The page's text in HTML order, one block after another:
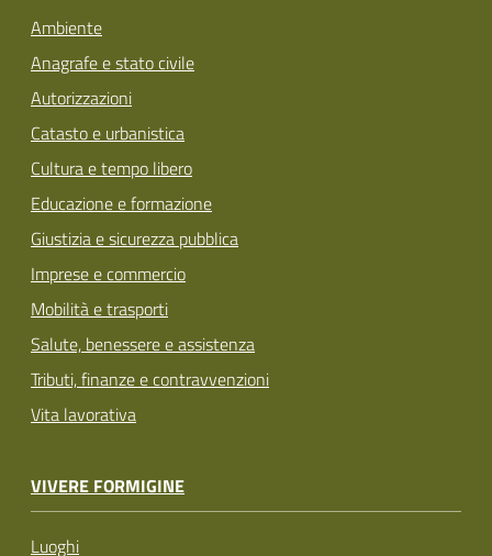
Ambiente
Anagrafe e stato civile
Autorizzazioni
Catasto e urbanistica
Cultura e tempo libero
Educazione e formazione
Giustizia e sicurezza pubblica
Imprese e commercio
Mobilità e trasporti
Salute, benessere e assistenza
Tributi, finanze e contravvenzioni
Vita lavorativa
VIVERE FORMIGINE
Luoghi